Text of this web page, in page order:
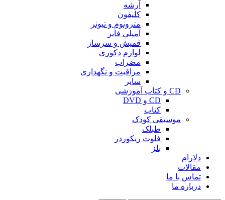
آرشه
کلیفون
مترونوم و تیونر
آمپلی فایر
قمیش و سرساز
لوازم دکوری
مضراب
مراقبت و نگهداری
سایر
CD و کتاب آموزشی
CD و DVD
کتاب
موسیقی کودک
طبلک
فلوت ریکوردر
بلز
دلارام
مقالات
تماس با ما
درباره ما